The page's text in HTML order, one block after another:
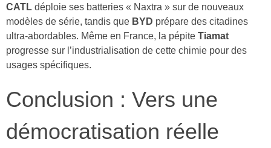
CATL déploie ses batteries « Naxtra » sur de nouveaux
modèles de série, tandis que BYD prépare des citadines
ultra-abordables. Même en France, la pépite Tiamat
progresse sur l’industrialisation de cette chimie pour des
usages spécifiques.
Conclusion : Vers une
démocratisation réelle